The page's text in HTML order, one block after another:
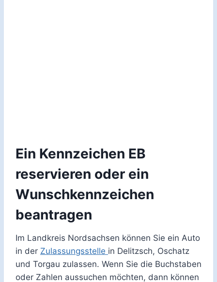
Ein Kennzeichen EB
reservieren oder ein
Wunschkennzeichen
beantragen
Im Landkreis Nordsachsen können Sie ein Auto
in der Zulassungsstelle in Delitzsch, Oschatz
und Torgau zulassen. Wenn Sie die Buchstaben
oder Zahlen aussuchen möchten, dann können